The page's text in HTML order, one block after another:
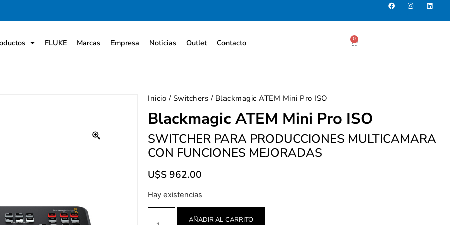
FLUKE Marcas Empresa Noticias Outlet Contacto 0
Inicio / Switchers / Blackmagic ATEM Mini Pro ISO
Blackmagic ATEM Mini Pro ISO
SWITCHER PARA PRODUCCIONES MULTICAMARA
CON FUNCIONES MEJORADAS
U$S 962.00
Hay existencias
AÑADIR AL CARRITO